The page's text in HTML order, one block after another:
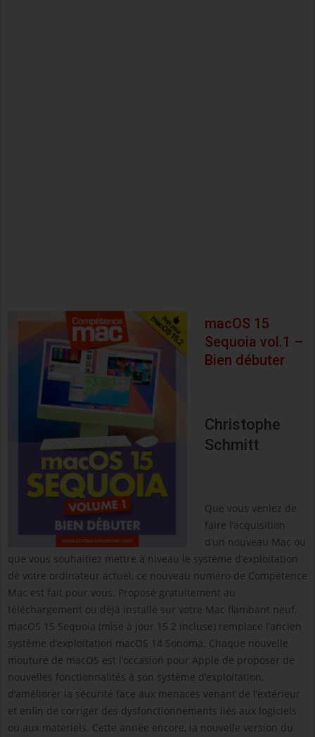
macOS 15
Sequoia vol.1 –
Bien débuter
Christophe
Schmitt
Que vous veniez de
faire l’acquisition
d’un nouveau Mac ou
que vous souhaitiez mettre à niveau le système d’exploitation
de votre ordinateur actuel, ce nouveau numéro de Compétence
Mac est fait pour vous. Proposé gratuitement au
téléchargement ou déjà installé sur votre Mac flambant neuf,
macOS 15 Sequoia (mise à jour 15.2 incluse) remplace l’ancien
système d’exploitation macOS 14 Sonoma. Chaque nouvelle
mouture de macOS est l’occasion pour Apple de proposer de
nouvelles fonctionnalités à son système d’exploitation,
d’améliorer la sécurité face aux menaces venant de l’extérieur
et enfin de corriger des dysfonctionnements liés aux logiciels
ou aux matériels. Cette année encore, la nouvelle version du